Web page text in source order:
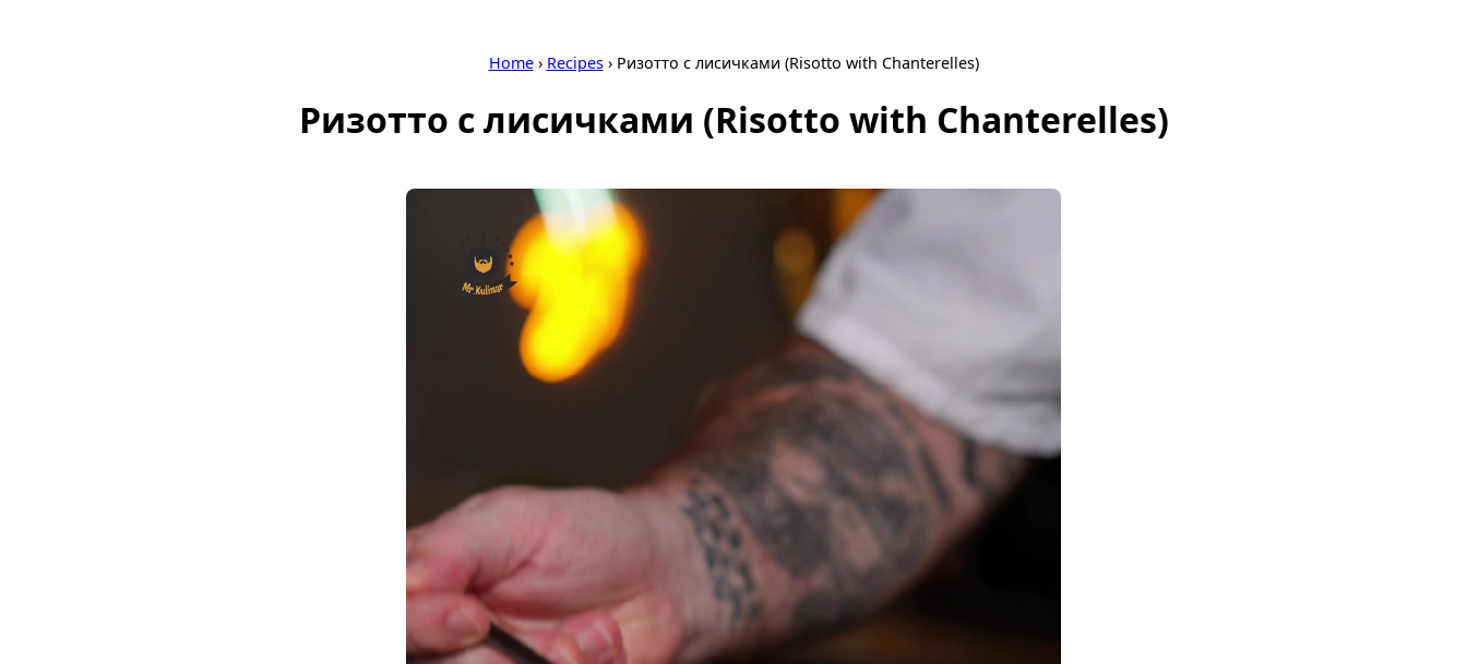
Home › Recipes › Ризотто с лисичками (Risotto with Chanterelles)
Ризотто с лисичками (Risotto with Chanterelles)